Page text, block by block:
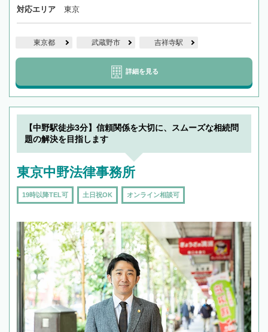
対応エリア 東京
東京都 武蔵野市 吉祥寺駅
詳細を見る
【中野駅徒歩3分】信頼関係を大切に、スムーズな相続問
題の解決を目指します
東京中野法律事務所
19時以降TEL可 土日祝OK オンライン相談可